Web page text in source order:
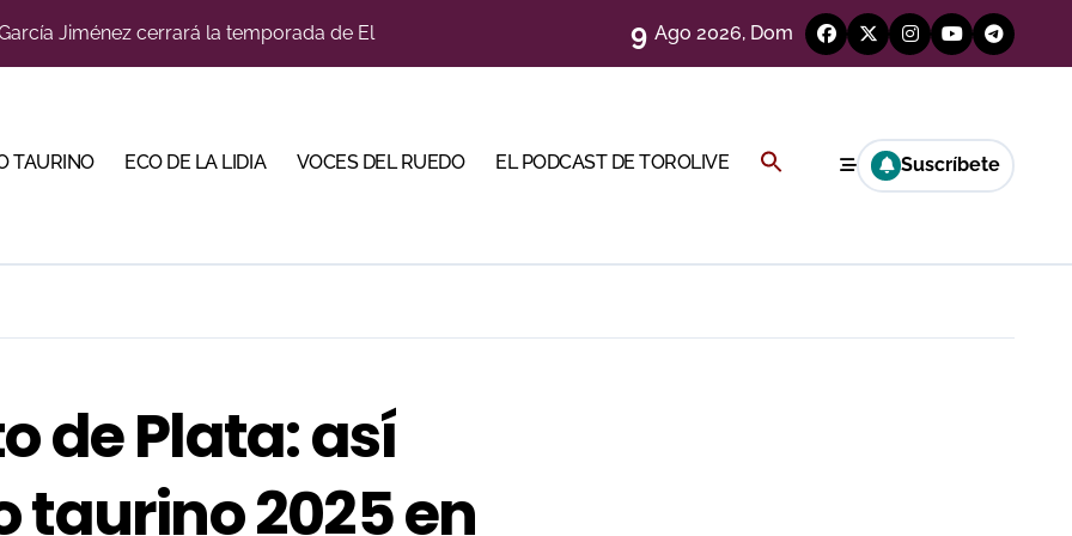
sitio con una gran faena y dos orejas
en el primer festejo de “La Almendra de Plata” de la Feria de Gor
marcan la jornada con Julio Romero, Andy Cartagena y Hugo Tarbelli
venta física para una de sus grandes citas del verano
9 Ago 2026, Dom
TAURINO ECO DE LA LIDIA VOCES DEL RUEDO EL PODCAST DE TOROLIVE Buscar: Suscríbete
de Plata: así
taurino 2025 en